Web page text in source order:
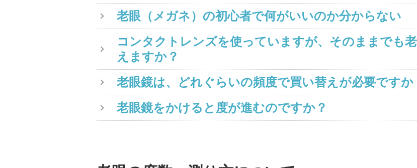
老眼（メガネ）の初心者で何がいいのか分からない
コンタクトレンズを使っていますが、そのままでも
えますか？
老眼鏡は、どれぐらいの頻度で買い替えが必要ですか
老眼鏡をかけると度が進むのですか？